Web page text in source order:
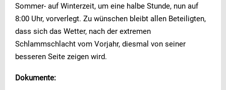
Sommer- auf Winterzeit, um eine halbe Stunde, nun auf
8:00 Uhr, vorverlegt. Zu wünschen bleibt allen Beteiligten,
dass sich das Wetter, nach der extremen
Schlammschlacht vom Vorjahr, diesmal von seiner
besseren Seite zeigen wird.
Dokumente: